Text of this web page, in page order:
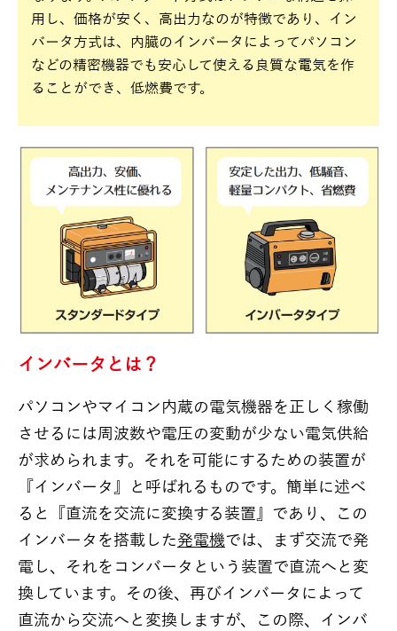
用し、価格が安く、高出力なのが特徴であり、イン
バータ方式は、内臓のインバータによってパソコン
などの精密機器でも安心して使える良質な電気を作
ることができ、低燃費です。
インバータとは？
パソコンやマイコン内蔵の電気機器を正しく稼働
させるには周波数や電圧の変動が少ない電気供給
が求められます。それを可能にするための装置が
『インバータ』と呼ばれるものです。簡単に述べ
ると『直流を交流に変換する装置』であり、この
インバータを搭載した発電機では、まず交流で発
電し、それをコンバータという装置で直流へと変
換しています。その後、再びインバータによって
直流から交流へと変換しますが、この際、インバ